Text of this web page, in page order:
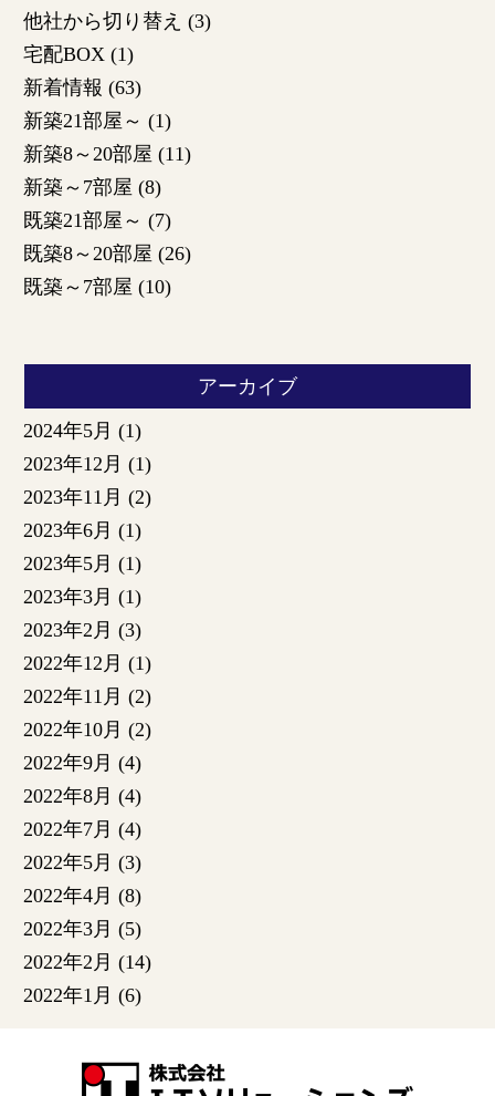
他社から切り替え (3)
宅配BOX (1)
新着情報 (63)
新築21部屋～ (1)
新築8～20部屋 (11)
新築～7部屋 (8)
既築21部屋～ (7)
既築8～20部屋 (26)
既築～7部屋 (10)
アーカイブ
2024年5月 (1)
2023年12月 (1)
2023年11月 (2)
2023年6月 (1)
2023年5月 (1)
2023年3月 (1)
2023年2月 (3)
2022年12月 (1)
2022年11月 (2)
2022年10月 (2)
2022年9月 (4)
2022年8月 (4)
2022年7月 (4)
2022年5月 (3)
2022年4月 (8)
2022年3月 (5)
2022年2月 (14)
2022年1月 (6)